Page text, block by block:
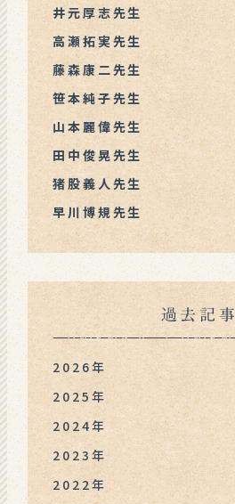
井元厚志先生
高瀬拓実先生
藤森康二先生
笹本純子先生
山本麗偉先生
田中俊晃先生
猪股義人先生
早川博規先生
過去記事
2026年
2025年
2024年
2023年
2022年